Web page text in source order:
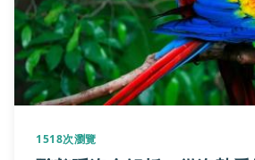
1518次瀏覽